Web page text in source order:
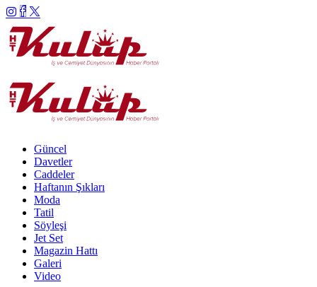
Güncel
Davetler
Caddeler
Haftanın Şıkları
Moda
Tatil
Söyleşi
Jet Set
Magazin Hattı
Galeri
Video